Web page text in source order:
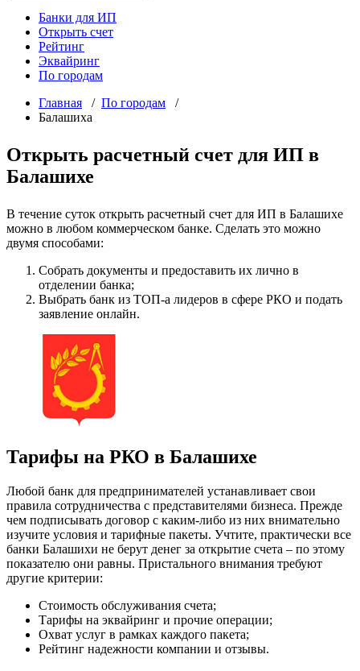
Банки для ИП
Открыть счет
Рейтинг
Эквайринг
По городам
Главная / По городам /
Балашиха
Открыть расчетный счет для ИП в
Балашихе
В течение суток открыть расчетный счет для ИП в Балашихе
можно в любом коммерческом банке. Сделать это можно
двумя способами:
Собрать документы и предоставить их лично в
отделении банка;
Выбрать банк из ТОП-а лидеров в сфере РКО и подать
заявление онлайн.
Тарифы на РКО в Балашихе
Любой банк для предпринимателей устанавливает свои
правила сотрудничества с представителями бизнеса. Прежде
чем подписывать договор с каким-либо из них внимательно
изучите условия и тарифные пакеты. Учтите, практически все
банки Балашихи не берут денег за открытие счета – по этому
показателю они равны. Пристального внимания требуют
другие критерии:
Стоимость обслуживания счета;
Тарифы на эквайринг и прочие операции;
Охват услуг в рамках каждого пакета;
Рейтинг надежности компании и отзывы.